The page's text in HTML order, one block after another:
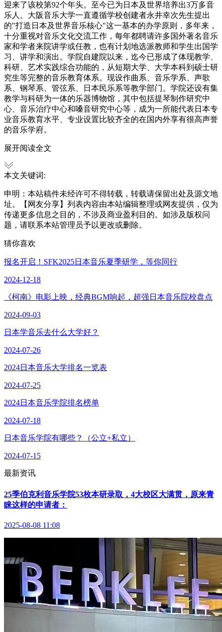
迎来了该校第92个年头。至今已为日本及世界培养出3万多音
乐人。大阪音乐大学一直遵循学校创建者永井幸次先生提出
的"打造日本及世界音乐核心"这一基本的办学原则，多年来，
十分重视对音乐文化交流工作，每年都聘请许多国外著名音乐
家和学者来院讲学或任教，也有计划地选派教师和学生出国学
习、讲学和演出。学院自建院以来，迄今已形成了体现教学、
科研、艺术实践综合功能的，从短期大学、大学本科到硕士研
究生等完整的音乐教育体系。现设作曲系、音乐学系、声歌
系、钢琴系、管弦系、日本民乐系等教学部门。学院还设有集
教学与科研为一体的乐器博物馆，其中包括提琴制作研究中
心、音乐治疗中心和嗓音研究中心等，成为一所能代表日本专
业音乐教育水平、专业设置比较齐全的在国内外享有很高声誉
的音乐学府。
展开阅读全文
本文关键词:
申明：本站稿件未经许可不得转载，转载请保留出处及源文地
址。【网友分享】列表内容由本站编辑整理或网友提供，仅为
传递更多信息之目的，不涉及商业盈利目的。如涉及版权问
题，请联系本站管理员予以更改或删除。
猜你喜欢
报名开启！SFK2025日本音乐夏季研学，等你同行
2024-12-18
《柯南》电影上映，经典BGM响起，超强日本音乐院校盘点
2024-09-03
日本学音乐去什么大学好？
2024-07-26
2024日本音乐大学排名一览表
2024-07-25
2024日本音乐学院排名榜单
2024-07-18
日本音乐学院有哪些？（公立+私立）
2024-07-15
最新资讯
25季伯克利音乐学院53枚本研录取，4大校区大满贯，原来青
睐这样的申请者：
2025-08-08 11:08